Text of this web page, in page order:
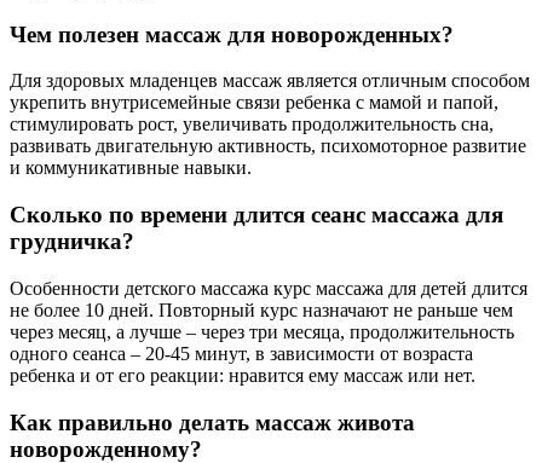
Чем полезен массаж для новорожденных?
Для здоровых младенцев массаж является отличным способом
укрепить внутрисемейные связи ребенка с мамой и папой,
стимулировать рост, увеличивать продолжительность сна,
развивать двигательную активность, психомоторное развитие
и коммуникативные навыки.
Сколько по времени длится сеанс массажа для
грудничка?
Особенности детского массажа курс массажа для детей длится
не более 10 дней. Повторный курс назначают не раньше чем
через месяц, а лучше ‒ через три месяца, продолжительность
одного сеанса ‒ 20-45 минут, в зависимости от возраста
ребенка и от его реакции: нравится ему массаж или нет.
Как правильно делать массаж живота
новорожденному?